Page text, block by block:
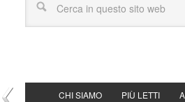
CHI SIAMO PIÙ LETTI